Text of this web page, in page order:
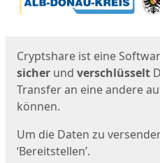
Cryptshare ist eine
sicher und verschlüsselt
Transfer an eine andere
können.
Um die Daten zu
‘Bereitstellen’.